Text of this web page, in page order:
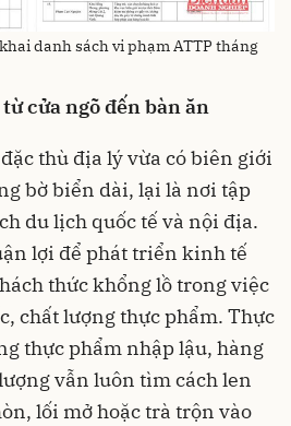
danh sách vi phạm ATTP tháng
cửa ngõ đến bàn ăn
thù địa lý vừa có biên giới
bờ biển dài, lại là nơi tập
du lịch quốc tế và nội địa.
lợi để phát triển kinh tế
thức khổng lồ trong việc
chất lượng thực phẩm. Thực
thực phẩm nhập lậu, hàng
vẫn luôn tìm cách len
lối mở hoặc trà trộn vào